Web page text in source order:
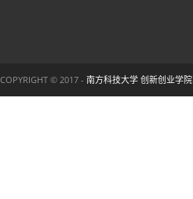
COPYRIGHT © 2017 - 南方科技大学 创新创业学院